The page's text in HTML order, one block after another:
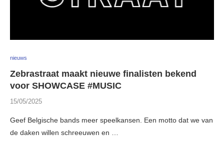
nieuws
Zebrastraat maakt nieuwe finalisten bekend
voor SHOWCASE #MUSIC
15/05/2025
Geef Belgische bands meer speelkansen. Een motto dat we van
de daken willen schreeuwen en …